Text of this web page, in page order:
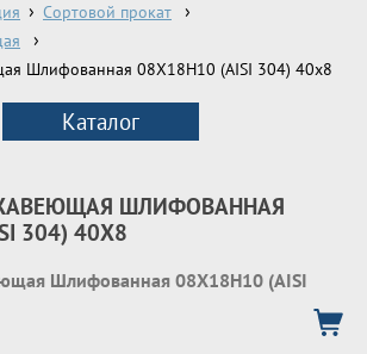
Сортовой прокат
Шлифованная 08Х18Н10 (AISI 304) 40х8
Каталог
ШЛИФОВАННАЯ
304) 40Х8
Шлифованная 08Х18Н10 (AISI